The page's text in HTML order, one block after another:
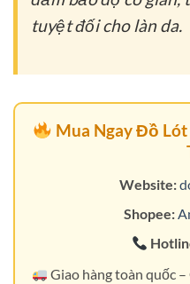
tuyệt đối cho làn da.
Mua Ngay Đồ
Website:
Shopee:
Giao hàng toàn quốc